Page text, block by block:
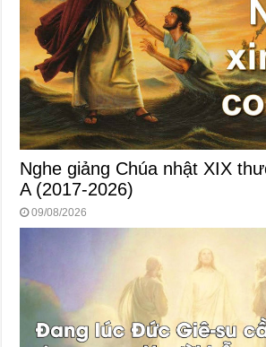
Nghe giảng Chúa nhật XIX
A (2017-2026)
09/08/2026